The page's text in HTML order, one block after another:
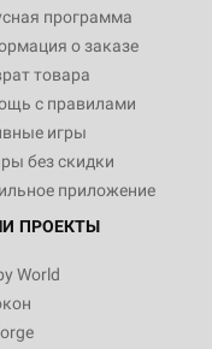
программа
о заказе
товара
с правилами
игры
без скидки
приложение
ПРОЕКТЫ
World